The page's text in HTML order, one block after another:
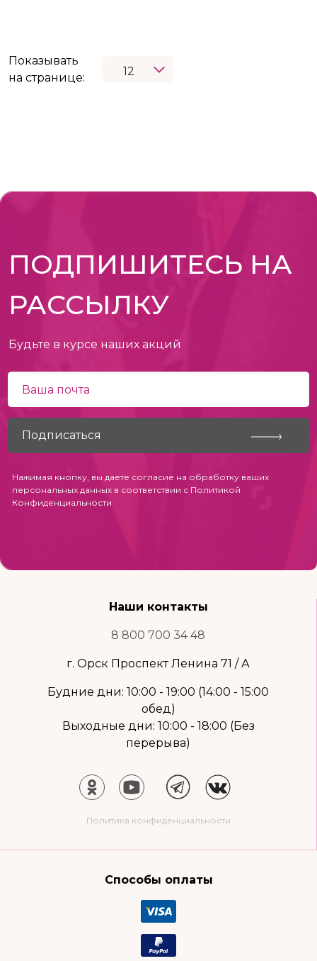
Показывать
на странице:
ПОДПИШИТЕСЬ НА
РАССЫЛКУ
Будьте в курсе наших акций
Нажимая кнопку, вы даете согласие на обработку ваших
персональных данных в соответствии с Политикой
Конфиденциальности
Наши контакты
8 800 700 34 48
г. Орск Проспект Ленина 71 / А
Будние дни: 10:00 - 19:00 (14:00 - 15:00
обед)
Выходные дни: 10:00 - 18:00 (Без
перерыва)
Политика конфиденциальности
Способы оплаты